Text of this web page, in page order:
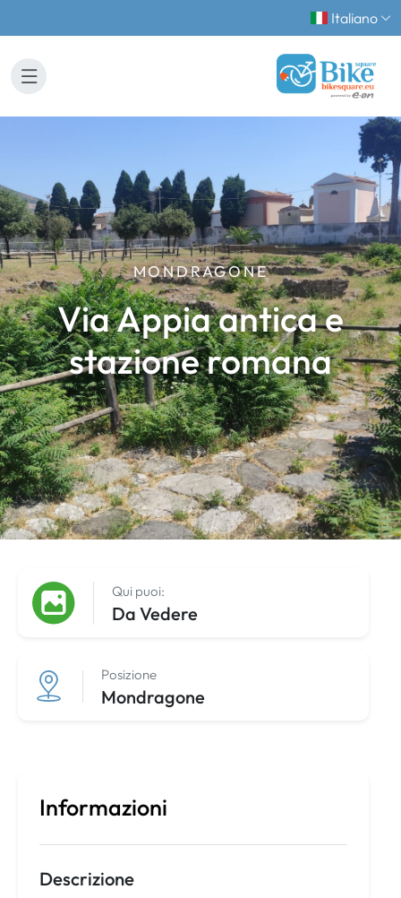
Italiano
MONDRAGONE
Via Appia antica e
stazione romana
Qui puoi:
Da Vedere
Posizione
Mondragone
Informazioni
Descrizione